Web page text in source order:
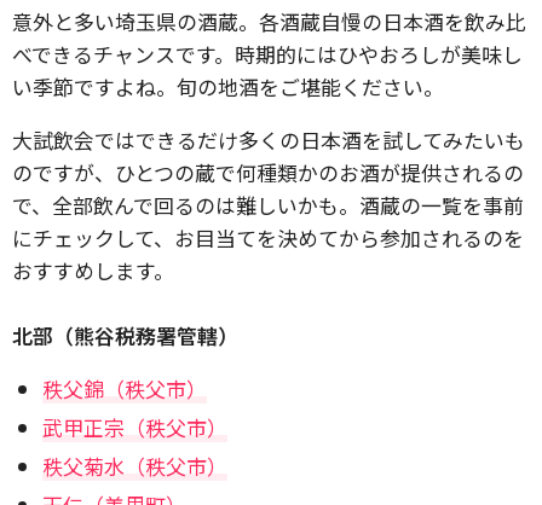
意外と多い埼玉県の酒蔵。各酒蔵自慢の日本酒を飲み比
べできるチャンスです。時期的にはひやおろしが美味し
い季節ですよね。旬の地酒をご堪能ください。
大試飲会ではできるだけ多くの日本酒を試してみたいも
のですが、ひとつの蔵で何種類かのお酒が提供されるの
で、全部飲んで回るのは難しいかも。酒蔵の一覧を事前
にチェックして、お目当てを決めてから参加されるのを
おすすめします。
北部（熊谷税務署管轄）
秩父錦 （秩父市）
武甲正宗（秩父市）
秩父菊水（秩父市）